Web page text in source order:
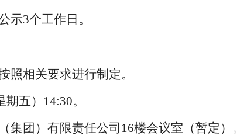
示3个工作日。
照相关要求进行制定。
五）14:30。
集团）有限责任公司 16楼会议室（暂定） 。